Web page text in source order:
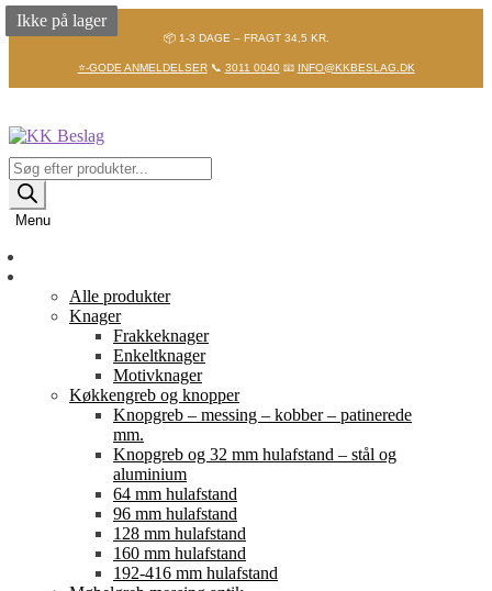
📦 1-3 DAGE – FRAGT 34,5 KR.
⭐-GODE ANMELDELSER📞 3011 0040📧 INFO@KKBESLAG.DK
Spring
til
navigation
Spring
til
indhold
Products
search
Menu
Alle produkter
Knager
Frakkeknager
Enkeltknager
Motivknager
Køkkengreb og knopper
Knopgreb – messing – kobber – patinerede
mm.
Knopgreb og 32 mm hulafstand – stål og
aluminium
64 mm hulafstand
96 mm hulafstand
128 mm hulafstand
160 mm hulafstand
192-416 mm hulafstand
Ikke på lager
Ikke på lager